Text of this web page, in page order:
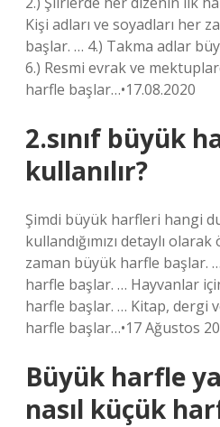
Kişi adları ve soyadları her
başlar. … 4.) Takma adlar
6.) Resmi evrak ve
harfle başlar…•17.08.2020
2.sınıf büyük
kullanılır?
Şimdi büyük harfleri hangi
kullandığımızı detaylı
zaman büyük harfle başlar.
harfle başlar. … Hayvanlar
harfle başlar. … Kitap, dergi
harfle başlar…•17 Ağustos
Büyük harfle
nasıl küçük